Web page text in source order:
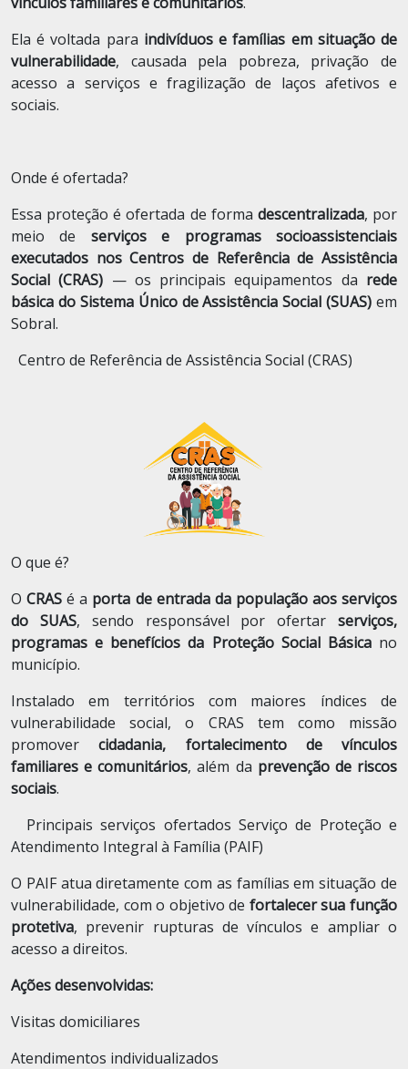
Ela é voltada para indivíduos e famílias em situação de
vulnerabilidade, causada pela pobreza, privação de
acesso a serviços e fragilização de laços afetivos e
sociais.
Onde é ofertada?
Essa proteção é ofertada de forma descentralizada, por
meio de serviços e programas socioassistenciais
executados nos Centros de Referência de Assistência
Social (CRAS) — os principais equipamentos da rede
básica do Sistema Único de Assistência Social (SUAS) em
Sobral.
Centro de Referência de Assistência Social (CRAS)
O que é?
OCRAS é a porta de entrada da população aos serviços
do SUAS, sendo responsável por ofertarserviços,
programas e benefícios da Proteção Social Básicano
município.
Instalado em territórios com maiores índices de
vulnerabilidade social, o CRAS tem como missão
promovercidadania, fortalecimento de vínculos
familiares e comunitários, além da prevenção de riscos
sociais.
Principais serviços ofertados Serviço de Proteção e
Atendimento Integral à Família (PAIF)
O PAIF atua diretamente com as famílias em situação de
vulnerabilidade, com o objetivo de fortalecer sua função
protetiva, prevenir rupturas de vínculos e ampliar o
acesso a direitos.
Ações desenvolvidas:
Visitas domiciliares
Atendimentos individualizados